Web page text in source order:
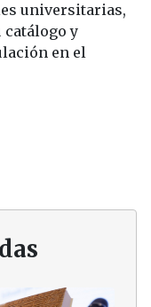
universitarias,
y
en el